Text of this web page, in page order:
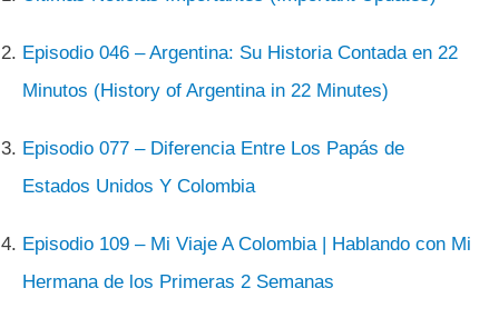
Episodio 046 – Argentina: Su Historia Contada en 22
Minutos (History of Argentina in 22 Minutes)
Episodio 077 – Diferencia Entre Los Papás de
Estados Unidos Y Colombia
Episodio 109 – Mi Viaje A Colombia | Hablando con Mi
Hermana de los Primeras 2 Semanas